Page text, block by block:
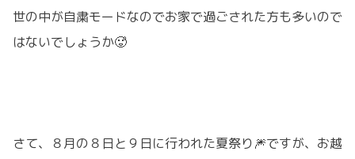
世の中が自粛モードなのでお家で過ごされた方も多いので
はないでしょうか🥵
さて、８月の８日と９日に行われた夏祭り🎆ですが、お越